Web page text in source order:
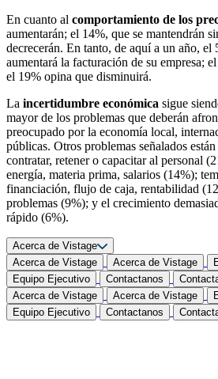
En cuanto al comportamiento de los
aumentarán; el 14%, que se mantendrán
decrecerán. En tanto, de aquí a un año, el
aumentará la facturación de su empresa;
el 19% opina que disminuirá.
La incertidumbre económica sigue
mayor de los problemas que deberán
preocupado por la economía local,
públicas. Otros problemas señalados
contratar, retener o capacitar al personal
energía, materia prima, salarios (14%);
financiación, flujo de caja, rentabilidad
problemas (9%); y el crecimiento
rápido (6%).
Acerca de Vistage
Acerca de Vistage
Acerca de Vistage
Equipo Ejecutivo
Contactanos
Acerca de Vistage
Acerca de Vistage
Equipo Ejecutivo
Contactanos